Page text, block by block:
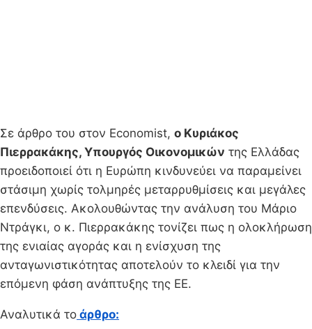
Σε άρθρο του στον Economist, ο Κυριάκος
Πιερρακάκης, Υπουργός Οικονομικών της Ελλάδας
προειδοποιεί ότι η Ευρώπη κινδυνεύει να παραμείνει
στάσιμη χωρίς τολμηρές μεταρρυθμίσεις και μεγάλες
επενδύσεις. Ακολουθώντας την ανάλυση του Μάριο
Ντράγκι, ο κ. Πιερρακάκης τονίζει πως η ολοκλήρωση
της ενιαίας αγοράς και η ενίσχυση της
ανταγωνιστικότητας αποτελούν το κλειδί για την
επόμενη φάση ανάπτυξης της ΕΕ.
Αναλυτικά το άρθρο: